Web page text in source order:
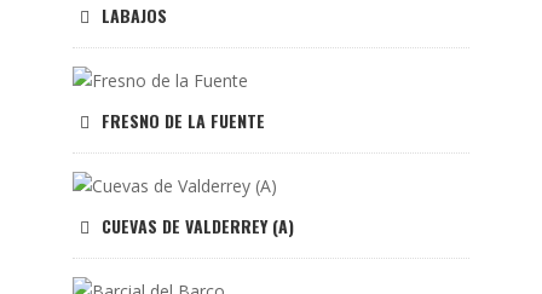
LABAJOS
FRESNO DE LA FUENTE
CUEVAS DE VALDERREY (A)